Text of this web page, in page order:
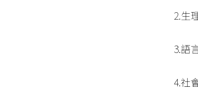
2.生
3.語
4.社